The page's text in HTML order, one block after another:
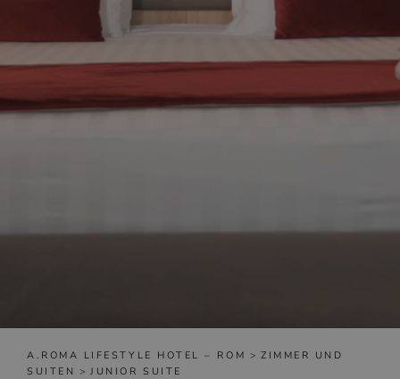
A.ROMA LIFESTYLE HOTEL – ROM > ZIMMER UND
SUITEN > JUNIOR SUITE